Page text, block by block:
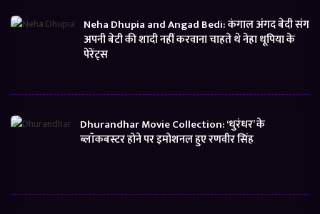
Neha Dhupia and Angad Bedi: कंगाल अंगद बेदी संग
अपनी बेटी की शादी नहीं करवाना चाहते थे नेहा धूपिया के
पेरेंट्स
Dhurandhar Movie Collection: ‘धुरंधर’ के
ब्लॉकबस्टर होने पर इमोशनल हुए रणवीर सिंह